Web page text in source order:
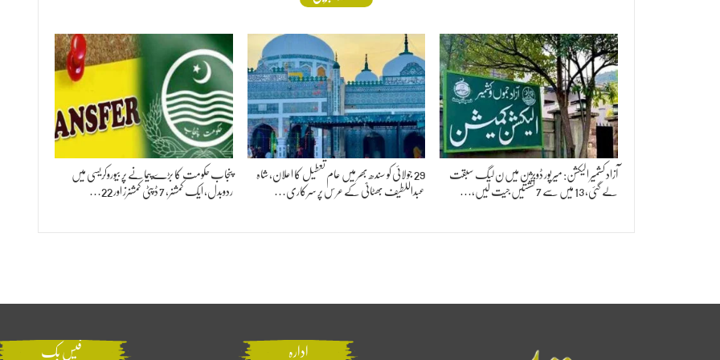
آزاد کشمیر الیکشن: میرپور ڈویژن میں ن لیگ سبقت
لے گئی، 13 میں سے 7 نشستیں جیت لیں،…
29 جولائی کو سندھ بھر میں عام تعطیل کا اعلان، شاہ
عبداللطیف بھٹائیؒ کے عرس پر سرکاری…
پنجاب حکومت کا بڑے پیمانے پر بیوروکریسی میں
ردوبدل، ایک کمشنر، 7 ڈپٹی کمشنرز اور 22…
ادارہ فیس بک